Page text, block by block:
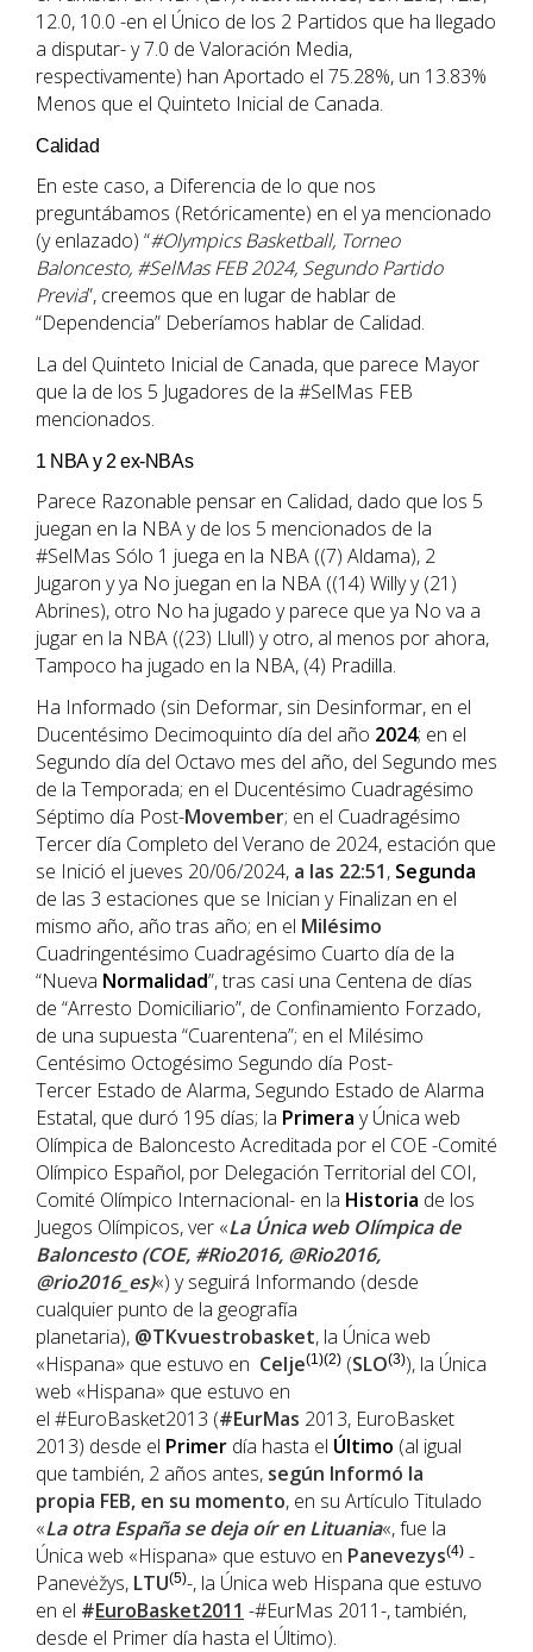
12.0, 10.0 -en el Único de los 2 Partidos que ha llegado
a disputar- y 7.0 de Valoración Media,
respectivamente) han Aportado el 75.28%, un 13.83%
Menos que el Quinteto Inicial de Canada.
Calidad
En este caso, a Diferencia de lo que nos
preguntábamos (Retóricamente) en el ya mencionado
(y enlazado) “#Olympics Basketball, Torneo
Baloncesto, #SelMas FEB 2024, Segundo Partido
Previa”, creemos que en lugar de hablar de
“Dependencia” Deberíamos hablar de Calidad.
La del Quinteto Inicial de Canada, que parece Mayor
que la de los 5 Jugadores de la #SelMas FEB
mencionados.
1 NBA y 2 ex-NBAs
Parece Razonable pensar en Calidad, dado que los 5
juegan en la NBA y de los 5 mencionados de la
#SelMas Sólo 1 juega en la NBA ((7) Aldama), 2
Jugaron y ya No juegan en la NBA ((14) Willy y (21)
Abrines), otro No ha jugado y parece que ya No va a
jugar en la NBA ((23) Llull) y otro, al menos por ahora,
Tampoco ha jugado en la NBA, (4) Pradilla.
Ha Informado (sin Deformar, sin Desinformar, en el
Ducentésimo Decimoquinto día del año 2024; en el
Segundo día del Octavo mes del año, del Segundo mes
de la Temporada; en el Ducentésimo Cuadragésimo
Séptimo día Post-Movember; en el Cuadragésimo
Tercer día Completo del Verano de 2024, estación que
se Inició el jueves 20/06/2024, a las 22:51, Segunda
de las 3 estaciones que se Inician y Finalizan en el
mismo año, año tras año; en el Milésimo
Cuadringentésimo Cuadragésimo Cuarto día de la
“Nueva Normalidad”, tras casi una Centena de días
de “Arresto Domiciliario”, de Confinamiento Forzado,
de una supuesta “Cuarentena”; en el Milésimo
Centésimo Octogésimo Segundo día Post-
Tercer Estado de Alarma, Segundo Estado de Alarma
Estatal, que duró 195 días; la Primera y Única web
Olímpica de Baloncesto Acreditada por el COE -Comité
Olímpico Español, por Delegación Territorial del COI,
Comité Olímpico Internacional- en la Historia de los
Juegos Olímpicos, ver «La Única web Olímpica de
Baloncesto (COE, #Rio2016, @Rio2016,
@rio2016_es)«) y seguirá Informando (desde
cualquier punto de la geografía
planetaria), @TKvuestrobasket, la Única web
«Hispana» que estuvo en Celje(1)(2) (SLO(3)), la Única
web «Hispana» que estuvo en
el #EuroBasket2013 (#EurMas 2013, EuroBasket
2013) desde el Primer día hasta el Último (al igual
que también, 2 años antes, según Informó la
propia FEB, en su momento, en su Artículo Titulado
«La otra España se deja oír en Lituania«, fue la
Única web «Hispana» que estuvo en Panevezys(4) -
Panevėžys, LTU(5)-, la Única web Hispana que estuvo
en el #EuroBasket2011 -#EurMas 2011-, también,
desde el Primer día hasta el Último).